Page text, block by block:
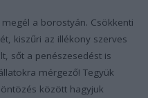
a borostyán. Csökkenti
kiszűri az illékony szerves
sőt a penészesedést is
mérgező! Tegyük
között hagyjuk